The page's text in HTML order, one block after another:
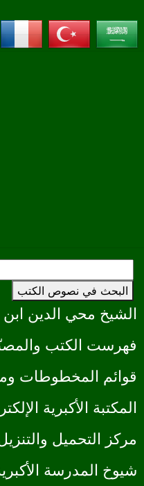
البحث في نصوص الكتب
الشيخ محي الدين ابن
فهرست الكتب
قوائم المخطوطات
المكتبة الأكبرية
مركز التحميل
شيوخ المدرسة